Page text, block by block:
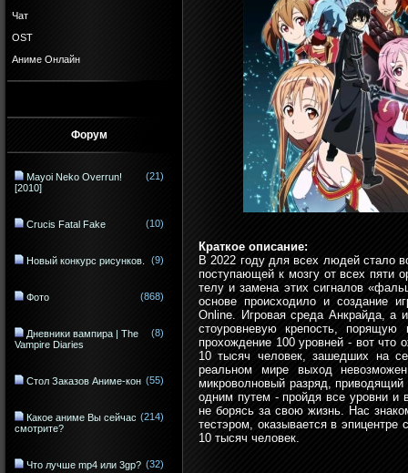
Чат
OST
Аниме Онлайн
Форум
Mayoi Neko Overrun!
[2010]
(21)
Crucis Fatal Fake (10)
Новый конкурс рисунков. (9)
Фото (868)
Дневники вампира | The
Vampire Diaries
(8)
Стол Заказов Аниме-кон (55)
Какое аниме Вы сейчас
смотрите?
(214)
Что лучше mp4 или 3gp? (32)
Краткое описание:
В 2022 году для всех людей стало
поступающей к мозгу от всех пяти
телу и замена этих сигналов
основе происходило и создание
Online. Игровая среда Анкрайда, а
стоуровневую крепость,
прохождение 100 уровней - вот что
10 тысяч человек, зашедших на
реальном мире выход
микроволновый разряд, приводящий
одним путем - пройдя все уровни и
не борясь за свою жизнь. Нас
тестэром, оказывается в
10 тысяч человек.